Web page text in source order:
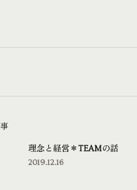
理念と経営＊TEAMの話
2019.12.16